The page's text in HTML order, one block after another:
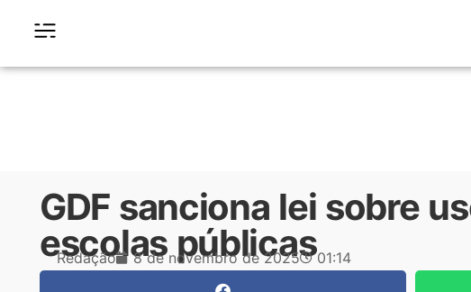
GDF sanciona lei sobre
escolas públicas
Redação 8 de novembro de 2025 01:14